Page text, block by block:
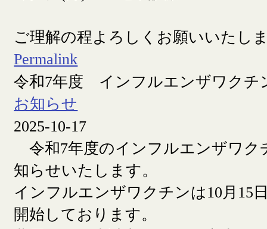
ご理解の程よろしくお願いいたし
Permalink
令和7年度 インフルエンザワクチ
お知らせ
2025-10-17
令和7年度のインフルエンザワク
知らせいたします。
インフルエンザワクチンは10月15
開始しております。